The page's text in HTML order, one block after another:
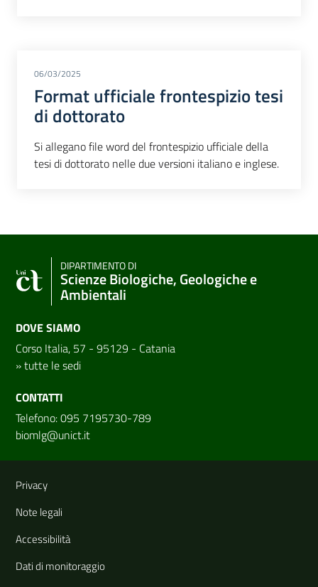
06/03/2025
Format ufficiale frontespizio tesi
di dottorato
Si allegano file word del frontespizio ufficiale della
tesi di dottorato nelle due versioni italiano e inglese.
DIPARTIMENTO DI
Scienze Biologiche, Geologiche e
Ambientali
DOVE SIAMO
Corso Italia, 57 - 95129 - Catania
»tutte le sedi
CONTATTI
Telefono: 095 7195730-789
biomlg@unict.it
Link e informazioni utili
Privacy
Note legali
Accessibilità
Dati di monitoraggio